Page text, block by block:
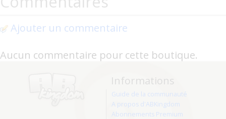
Ajouter un commentaire
Aucun commentaire pour cette boutique.
Informations
Guide de la communauté
A propos d'ABKingdom
Abonnements Premium